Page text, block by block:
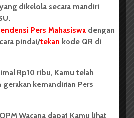
Etnomusikologi
Prestasi di
dikelola secara mandiri
Pers Mahasiswa dengan
pindai/tekan kode QR di
Rp10 ribu, Kamu telah
kemandirian Pers
Wacana dapat Kamu lihat